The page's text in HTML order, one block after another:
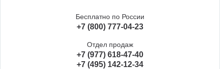
Бесплатно по России
+7 (800) 777-04-23
Отдел продаж
+7 (977) 618-47-40
+7 (495) 142-12-34